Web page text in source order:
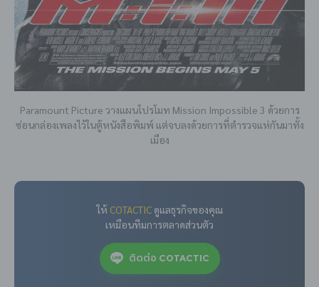
Paramount Picture วางแผนโปรโมท Mission Impossible 3 ด้วยการ
ซ่อนกล่องเพลงไว้ในตู้หนังสือพิมพ์ แต่จบลงด้วยการที่ตำรวจแห่กันมาทั้ง
เมือง
ให้ COTACTICดูแลธุรกิจของคุณ
เหมือนทีมการตลาดส่วนตัว
ติดต่อ COTACTIC